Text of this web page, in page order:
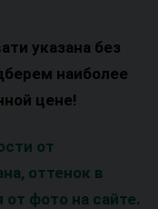
указана без
наиболее
цене!
от
оттенок в
фото на сайте.